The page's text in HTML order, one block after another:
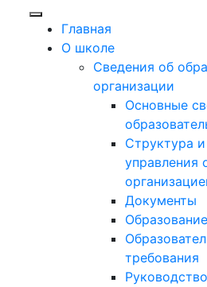
Главная
О школе
Сведения об
организации
Основные
Структура
управления
Документы
Образование
требования
Руководство